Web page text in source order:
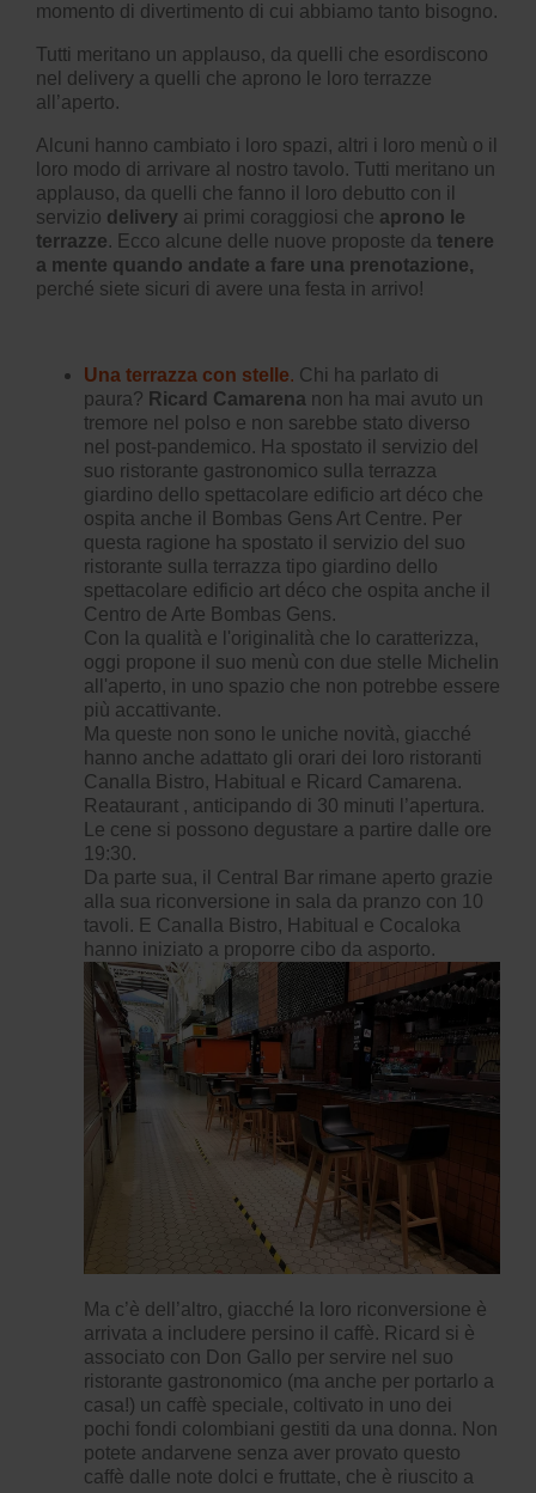
momento di divertimento di cui abbiamo tanto bisogno.
Tutti meritano un applauso, da quelli che esordiscono
nel delivery a quelli che aprono le loro terrazze
all’aperto.
Alcuni hanno cambiato i loro spazi, altri i loro menù o il
loro modo di arrivare al nostro tavolo. Tutti meritano un
applauso, da quelli che fanno il loro debutto con il
servizio delivery ai primi coraggiosi che aprono le
terrazze. Ecco alcune delle nuove proposte da tenere
a mente quando andate a fare una prenotazione,
perché siete sicuri di avere una festa in arrivo!
Una terrazza con stelle. Chi ha parlato di
paura? Ricard Camarena non ha mai avuto un
tremore nel polso e non sarebbe stato diverso
nel post-pandemico. Ha spostato il servizio del
suo ristorante gastronomico sulla terrazza
giardino dello spettacolare edificio art déco che
ospita anche il Bombas Gens Art Centre. Per
questa ragione ha spostato il servizio del suo
ristorante sulla terrazza tipo giardino dello
spettacolare edificio art déco che ospita anche il
Centro de Arte Bombas Gens.
Con la qualità e l'originalità che lo caratterizza,
oggi propone il suo menù con due stelle Michelin
all'aperto, in uno spazio che non potrebbe essere
più accattivante.
Ma queste non sono le uniche novità, giacché
hanno anche adattato gli orari dei loro ristoranti
Canalla Bistro, Habitual e Ricard Camarena.
Reataurant , anticipando di 30 minuti l’apertura.
Le cene si possono degustare a partire dalle ore
19:30.
Da parte sua, il Central Bar rimane aperto grazie
alla sua riconversione in sala da pranzo con 10
tavoli. E Canalla Bistro, Habitual e Cocaloka
hanno iniziato a proporre cibo da asporto.
Ma c’è dell’altro, giacché la loro riconversione è
arrivata a includere persino il caffè. Ricard si è
associato con Don Gallo per servire nel suo
ristorante gastronomico (ma anche per portarlo a
casa!) un caffè speciale, coltivato in uno dei
pochi fondi colombiani gestiti da una donna. Non
potete andarvene senza aver provato questo
caffè dalle note dolci e fruttate, che è riuscito a